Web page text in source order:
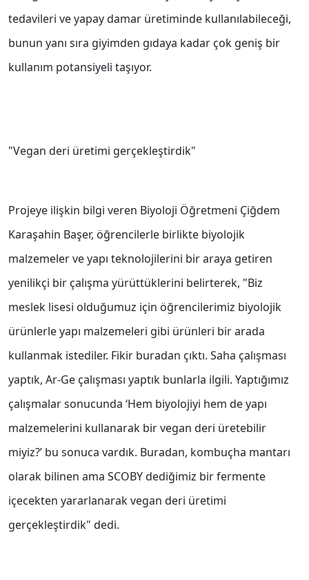
tedavileri ve yapay damar üretiminde kullanılabileceği,
bunun yanı sıra giyimden gıdaya kadar çok geniş bir
kullanım potansiyeli taşıyor.
"Vegan deri üretimi gerçekleştirdik"
Projeye ilişkin bilgi veren Biyoloji Öğretmeni Çiğdem
Karaşahin Başer, öğrencilerle birlikte biyolojik
malzemeler ve yapı teknolojilerini bir araya getiren
yenilikçi bir çalışma yürüttüklerini belirterek, "Biz
meslek lisesi olduğumuz için öğrencilerimiz biyolojik
ürünlerle yapı malzemeleri gibi ürünleri bir arada
kullanmak istediler. Fikir buradan çıktı. Saha çalışması
yaptık, Ar-Ge çalışması yaptık bunlarla ilgili. Yaptığımız
çalışmalar sonucunda ‘Hem biyolojiyi hem de yapı
malzemelerini kullanarak bir vegan deri üretebilir
miyiz?’ bu sonuca vardık. Buradan, kombuçha mantarı
olarak bilinen ama SCOBY dediğimiz bir fermente
içecekten yararlanarak vegan deri üretimi
gerçekleştirdik" dedi.